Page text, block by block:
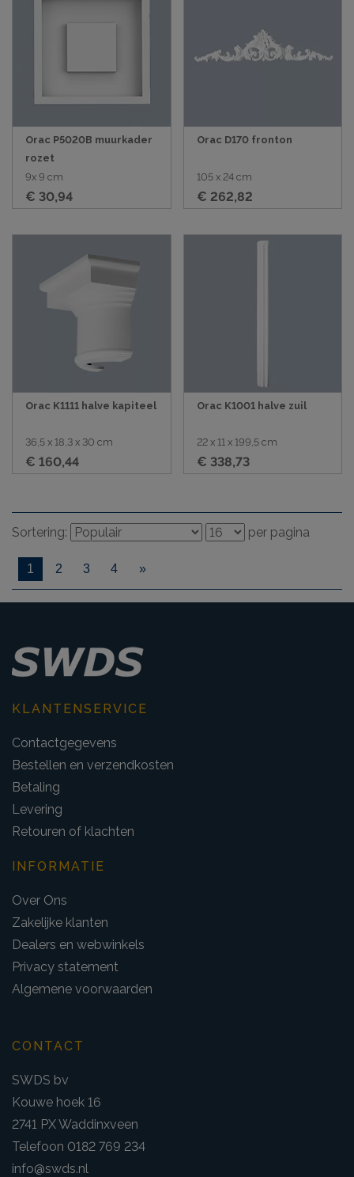
Orac P5020B muurkader
rozet
9x 9 cm
€ 30,94
Orac D170 fronton
105 x 24 cm
€ 262,82
Orac K1111 halve kapiteel
36,5 x 18,3 x 30 cm
€ 160,44
Orac K1001 halve zuil
22 x 11 x 199,5 cm
€ 338,73
Sortering: per pagina
1 2 3 4 »
KLANTENSERVICE
Contactgegevens
Bestellen en verzendkosten
Betaling
Levering
Retouren of klachten
INFORMATIE
Over Ons
Zakelijke klanten
Dealers en webwinkels
Privacy statement
Algemene voorwaarden
CONTACT
SWDS bv
Kouwe hoek 16
2741 PX Waddinxveen
Telefoon 0182 769 234
info@swds.nl